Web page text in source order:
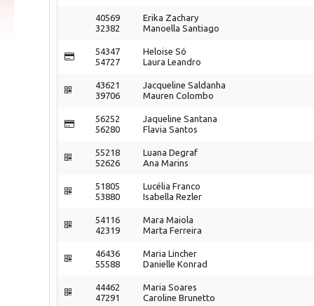
40569
32382
Erika Zachary
Manoella Santiago
54347
54727
Heloise Só
Laura Leandro
43621
39706
Jacqueline Saldanha
Mauren Colombo
56252
56280
Jaqueline Santana
Flavia Santos
55218
52626
Luana Degraf
Ana Marins
51805
53880
Lucélia Franco
Isabella Rezler
54116
42319
Mara Maiola
Marta Ferreira
46436
55588
Maria Lincher
Danielle Konrad
44462
47291
Maria Soares
Caroline Brunetto